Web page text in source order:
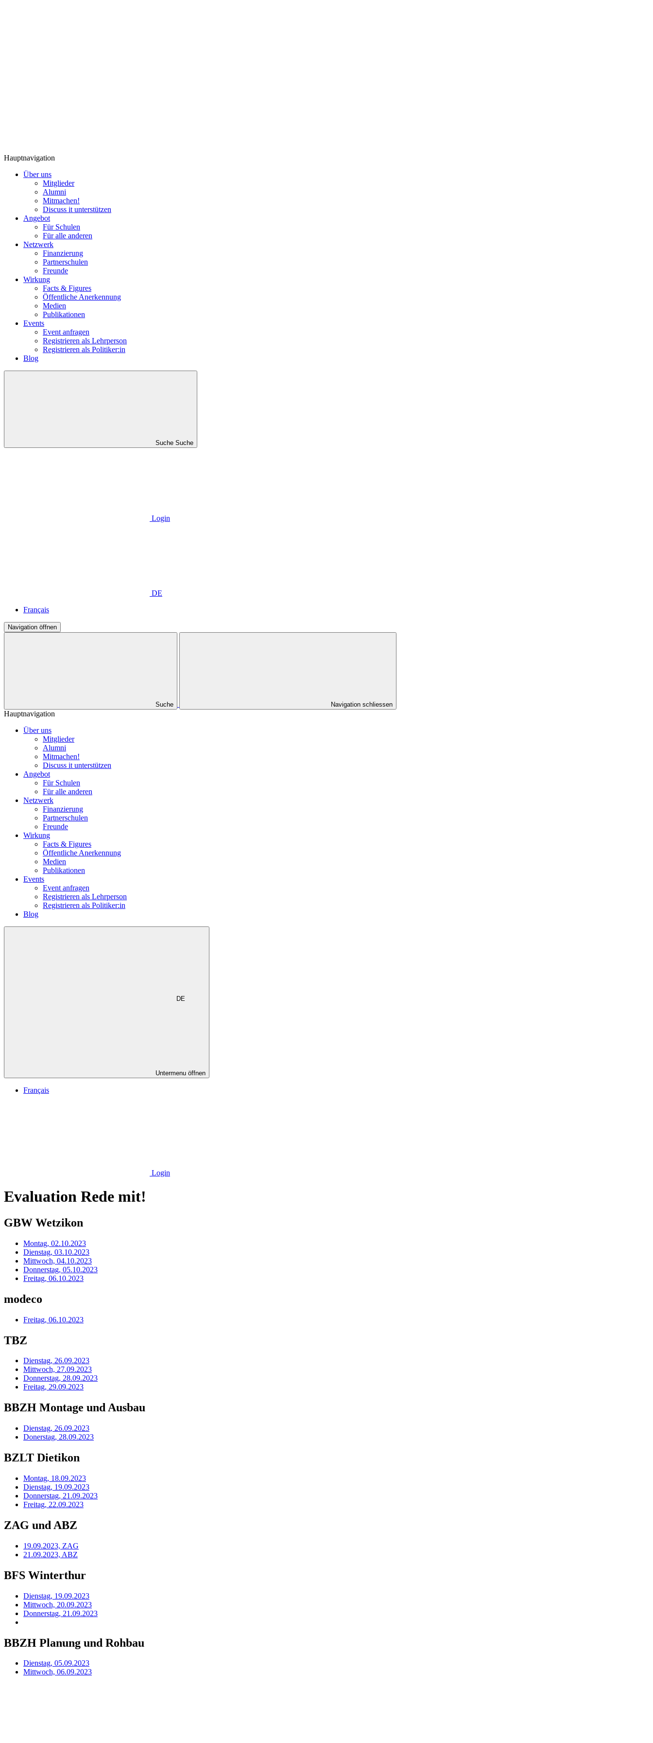
Hauptnavigation
Über uns
Mitglieder
Alumni
Mitmachen!
Discuss it unterstützen
Angebot
Für Schulen
Für alle anderen
Netzwerk
Finanzierung
Partnerschulen
Freunde
Wirkung
Facts & Figures
Öffentliche Anerkennung
Medien
Publikationen
Events
Event anfragen
Registrieren als Lehrperson
Registrieren als Politiker:in
Blog
Suche Suche
Login
DE
Français
Navigation öffnen
Suche Navigation schliessen
Hauptnavigation
Über uns
Mitglieder
Alumni
Mitmachen!
Discuss it unterstützen
Angebot
Für Schulen
Für alle anderen
Netzwerk
Finanzierung
Partnerschulen
Freunde
Wirkung
Facts & Figures
Öffentliche Anerkennung
Medien
Publikationen
Events
Event anfragen
Registrieren als Lehrperson
Registrieren als Politiker:in
Blog
DE
Untermenu öffnen
Français
Login
Evaluation Rede mit!
GBW Wetzikon
Montag, 02.10.2023
Dienstag, 03.10.2023
Mittwoch, 04.10.2023
Donnerstag, 05.10.2023
Freitag, 06.10.2023
modeco
Freitag, 06.10.2023
TBZ
Dienstag, 26.09.2023
Mittwoch, 27.09.2023
Donnerstag, 28.09.2023
Freitag, 29.09.2023
BBZH Montage und Ausbau
Dienstag, 26.09.2023
Donerstag, 28.09.2023
BZLT Dietikon
Montag, 18.09.2023
Dienstag, 19.09.2023
Donnerstag, 21.09.2023
Freitag, 22.09.2023
ZAG und ABZ
19.09.2023, ZAG
21.09.2023, ABZ
BFS Winterthur
Dienstag, 19.09.2023
Mittwoch, 20.09.2023
Donnerstag, 21.09.2023
BBZH Planung und Rohbau
Dienstag, 05.09.2023
Mittwoch, 06.09.2023